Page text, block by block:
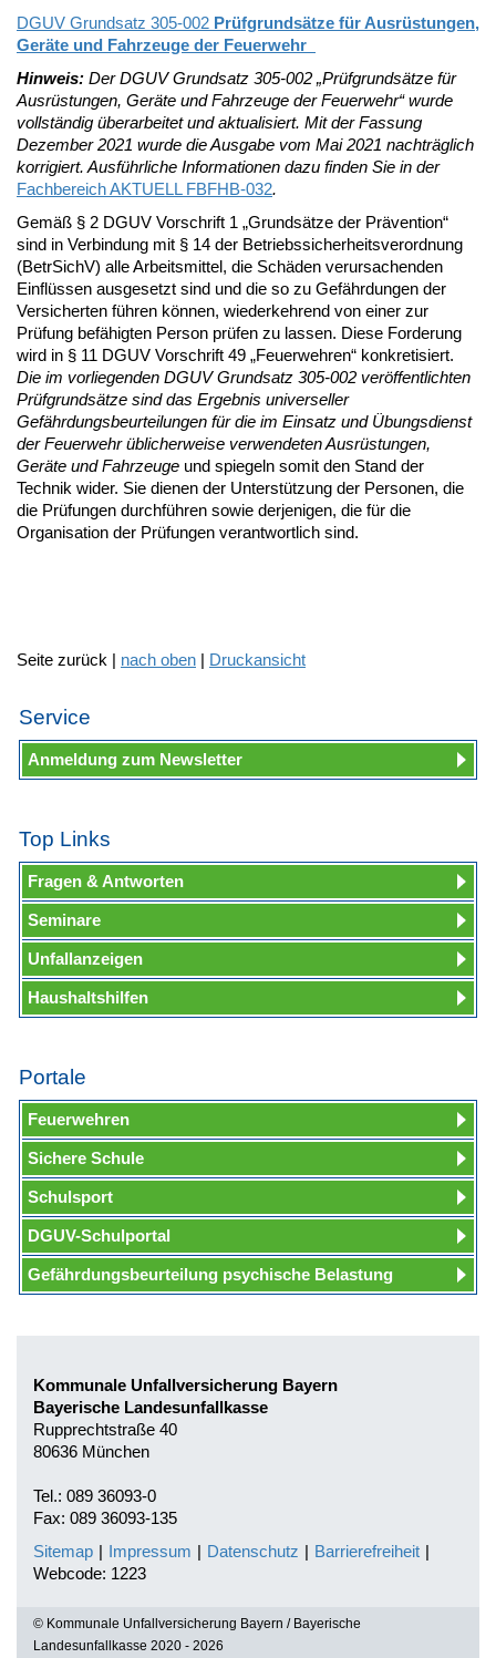
DGUV Grundsatz 305-002 Prüfgrundsätze für Ausrüstungen,
Geräte und Fahrzeuge der Feuerwehr
Hinweis: Der DGUV Grundsatz 305-002 „Prüfgrundsätze für
Ausrüstungen, Geräte und Fahrzeuge der Feuerwehr“ wurde
vollständig überarbeitet und aktualisiert. Mit der Fassung
Dezember 2021 wurde die Ausgabe vom Mai 2021 nachträglich
korrigiert. Ausführliche Informationen dazu finden Sie in der
Fachbereich AKTUELL FBFHB-032.
Gemäß § 2 DGUV Vorschrift 1 „Grundsätze der Prävention“
sind in Verbindung mit § 14 der Betriebssicherheitsverordnung
(BetrSichV) alle Arbeitsmittel, die Schäden verursachenden
Einflüssen ausgesetzt sind und die so zu Gefährdungen der
Versicherten führen können, wiederkehrend von einer zur
Prüfung befähigten Person prüfen zu lassen. Diese Forderung
wird in § 11 DGUV Vorschrift 49 „Feuerwehren“ konkretisiert.
Die im vorliegenden DGUV Grundsatz 305-002 veröffentlichten
Prüfgrundsätze sind das Ergebnis universeller
Gefährdungsbeurteilungen für die im Einsatz und Übungsdienst
der Feuerwehr üblicherweise verwendeten Ausrüstungen,
Geräte und Fahrzeuge und spiegeln somit den Stand der
Technik wider. Sie dienen der Unterstützung der Personen, die
die Prüfungen durchführen sowie derjenigen, die für die
Organisation der Prüfungen verantwortlich sind.
Seite zurück | nach oben | Druckansicht
Service
Anmeldung zum Newsletter
Top Links
Fragen & Antworten
Seminare
Unfallanzeigen
Haushaltshilfen
Portale
Feuerwehren
Sichere Schule
Schulsport
DGUV-Schulportal
Gefährdungsbeurteilung psychische Belastung
Kommunale Unfallversicherung Bayern
Bayerische Landesunfallkasse
Rupprechtstraße 40
80636 München
Tel.: 089 36093-0
Fax: 089 36093-135
Sitemap | Impressum | Datenschutz | Barrierefreiheit |
Webcode: 1223
© Kommunale Unfallversicherung Bayern / Bayerische
Landesunfallkasse 2020 - 2026